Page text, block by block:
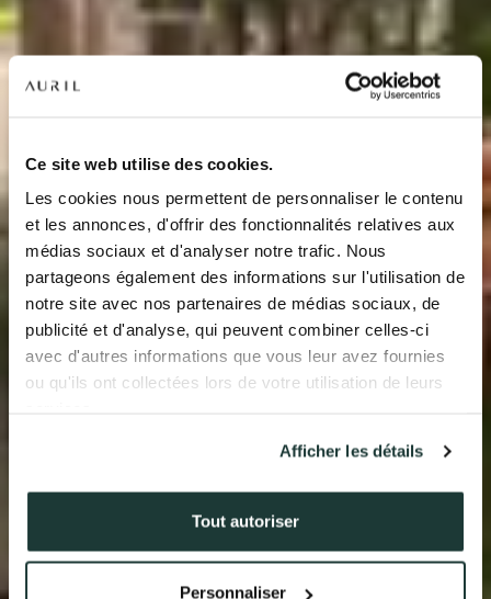
Ce site web utilise des cookies.
Les cookies nous permettent de personnaliser le contenu
et les annonces, d'offrir des fonctionnalités relatives aux
médias sociaux et d'analyser notre trafic. Nous
partageons également des informations sur l'utilisation de
notre site avec nos partenaires de médias sociaux, de
publicité et d'analyse, qui peuvent combiner celles-ci
avec d'autres informations que vous leur avez fournies
ou qu'ils ont collectées lors de votre utilisation de leurs
Afficher les détails
Tout autoriser
Personnaliser
QUI SOMMES-NOUS ?
L’EXPERTISE AURIL
NOS RÉALISATIONS
ACTUALITÉS
COMPTE CLIENT
41 av. François Mitterrand
+33(0)4.58.09.05.00